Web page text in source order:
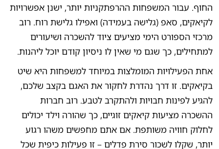
החוף. עבור המשפחות ההרפתקניות יותר, ישנן אפשרויות
לקיאקים, סאפ (גלישה בעמידה) ואפילו גלישת רוח. רוב
מרכזי הספורט הימי מציעים ציוד להשכרה ושיעורים
למתחילים, כך שגם מי שאין לו ניסיון קודם יוכל ליהנות.
אחת הפעילויות המומלצות במיוחד למשפחות היא שיט
בקיאקים. זו דרך נהדרת לחקור את האגם בקצב שלכם,
להגיע לפינות חבויות ולהתקרב לטבע. רוב חברות
ההשכרה מציעות קיאקים זוגיים, כך שהורה וילד יכולים
לחלוק חוויה משותפת. אם אתם מחפשים משהו רגוע
יותר, שקלו לשכור סירת פדלים – זו פעילות כיפית שכל